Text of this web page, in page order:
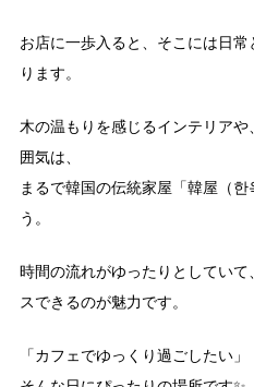
お店に一歩入ると、そこには日
ります。
木の温もりを感じるインテリア
囲気は、
まるで韓国の伝統家屋「韓屋（
う。
時間の流れがゆったりとしてい
スできるのが魅力です。
「カフェでゆっくり過ごしたい」